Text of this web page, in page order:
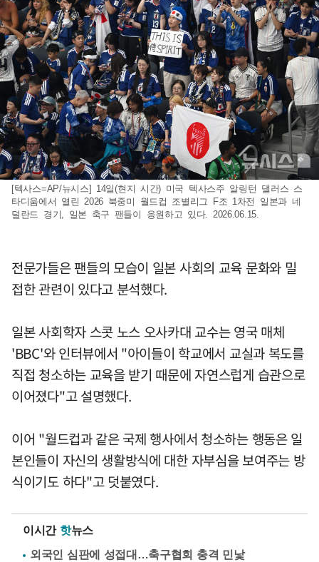
[텍사스=AP/뉴시스] 14일(현지 시간) 미국 텍사스주 알링턴 댈러스 스
타디움에서 열린 2026 북중미 월드컵 조별리그 F조 1차전 일본과 네
덜란드 경기, 일본 축구 팬들이 응원하고 있다. 2026.06.15.
전문가들은 팬들의 모습이 일본 사회의 교육 문화와 밀
접한 관련이 있다고 분석했다.
일본 사회학자 스콧 노스 오사카대 교수는 영국 매체
'BBC'와 인터뷰에서 "아이들이 학교에서 교실과 복도를
직접 청소하는 교육을 받기 때문에 자연스럽게 습관으로
이어졌다"고 설명했다.
이어 "월드컵과 같은 국제 행사에서 청소하는 행동은 일
본인들이 자신의 생활방식에 대한 자부심을 보여주는 방
식이기도 하다"고 덧붙였다.
이시간 핫뉴스
외국인 심판에 성접대…축구협회 충격 민낯